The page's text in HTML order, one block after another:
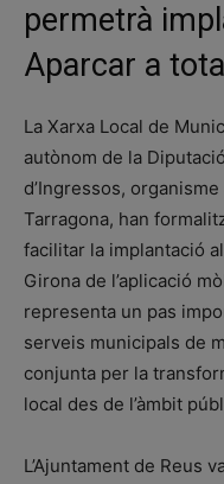
permetrà
Aparcar a
La Xarxa Local de
autònom de la
d’Ingressos,
Tarragona, han
facilitar la implantació
Girona de l’aplicació
representa un pas
serveis municipals de
conjunta per la
local des de l’àmbit
L’Ajuntament de Reus